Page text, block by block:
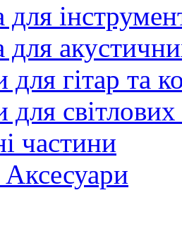
для
для
для гітар та
для
частини